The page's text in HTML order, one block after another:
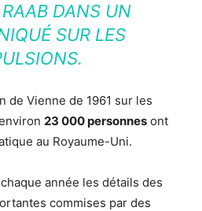
DANS UN
SUR LES
de Vienne de 1961 sur les
23 000 personnes ont
au Royaume-Uni.
année les détails des
commises par des